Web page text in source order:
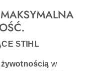
STIHL
żywotnością w